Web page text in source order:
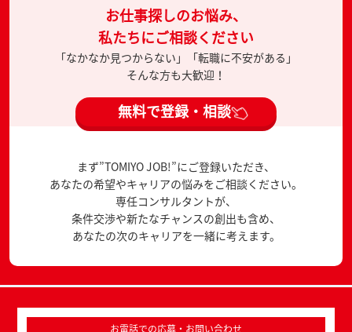
お仕事探しのお悩み、
私たちにご相談ください
「なかなか見つからない」「転職に不安がある」
そんな方も大歓迎！
無料で登録・相談
まず”TOMIYO JOB!”にご登録いただき、
あなたの希望やキャリアの悩みをご相談ください。
専任コンサルタントが、
条件交渉や新たなチャンスの創出も含め、
あなたの次のキャリアを一緒に考えます。
お電話での応募・お問い合わせ